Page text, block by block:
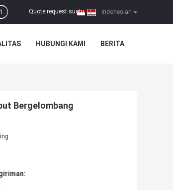
Indonesian
Quote request suatu |
HUBUNGI KAMI BERITA
Bergelombang